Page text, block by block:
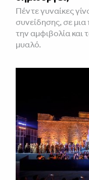
Πέντε γυναίκες
συνείδησης, σε
την αμφιβολία και
μυαλό.